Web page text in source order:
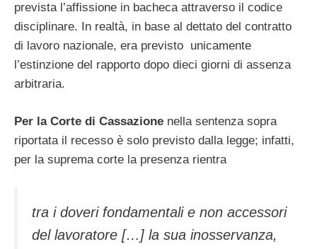
prevista l’affissione in bacheca attraverso il codice
disciplinare. In realtà, in base al dettato del contratto
di lavoro nazionale, era previsto unicamente
l’estinzione del rapporto dopo dieci giorni di assenza
arbitraria.
Per la Corte di Cassazione nella sentenza sopra
riportata il recesso è solo previsto dalla legge; infatti,
per la suprema corte la presenza rientra
tra i doveri fondamentali e non accessori
del lavoratore […] la sua inosservanza,